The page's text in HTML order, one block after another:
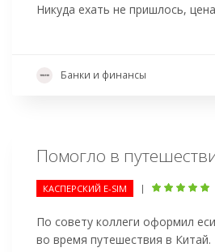
Никуда ехать не пришлось,
Банки и финансы
Помогло в
КАСПЕРСКИЙ E-SIM |
По совету коллеги оформил
во время путешествия в